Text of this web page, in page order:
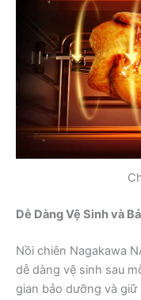
Dễ Dàng Vệ Sinh và
Nồi chiên Nagakawa
dễ dàng vệ sinh sau
gian bảo dưỡng và giữ